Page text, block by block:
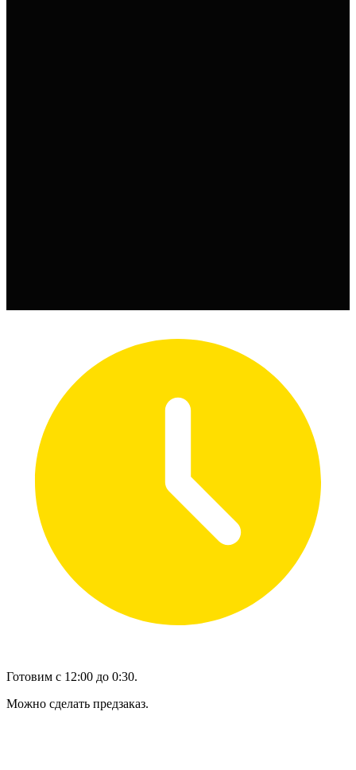
Готовим с 12:00 до 0:30.
Можно сделать предзаказ.